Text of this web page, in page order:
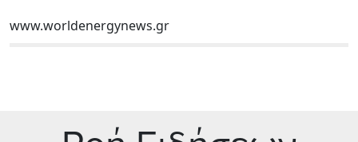
www.worldenergynews.gr